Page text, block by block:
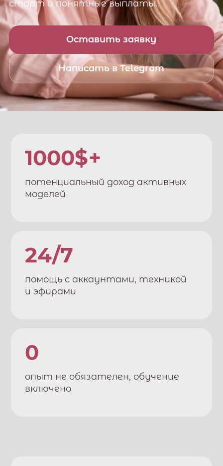
старт и понятные выплаты.
Оставить заявку
Написать в Telegram
1000$+
потенциальный доход активных
моделей
24/7
помощь с аккаунтами, техникой
и эфирами
0
опыт не обязателен, обучение
включено